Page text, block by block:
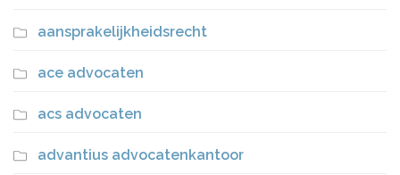
aansprakelijkheidsrecht
ace advocaten
acs advocaten
advantius advocatenkantoor